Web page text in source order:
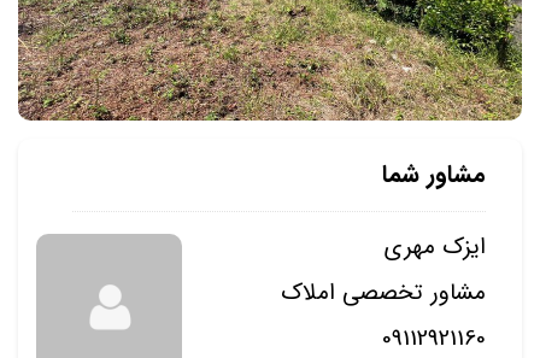
مشاور شما
ایزک مهری
مشاور تخصصی املاک
09112921160